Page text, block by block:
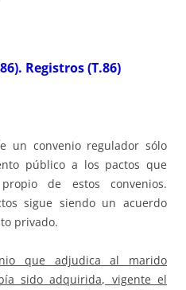
Registros (T.86)
un convenio regulador sólo
público a los pactos que
de estos convenios.
sigue siendo un acuerdo
privado.
que adjudica al marido
sido adquirida, vigente el